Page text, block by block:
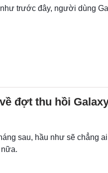
trước đây, người dùng
đợt thu hồi
sau, hầu như sẽ chẳng